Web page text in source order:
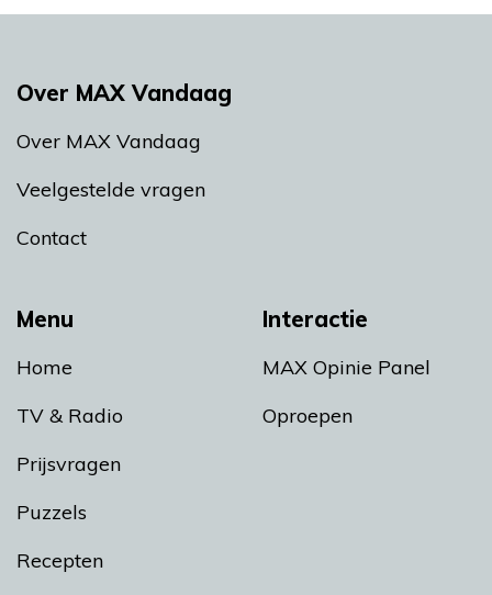
Menu
Home
TV & Radio
Prijsvragen
Puzzels
Recepten
Interactie
MAX Opinie Panel
Oproepen
Over MAX Vandaag
Over MAX Vandaag
Veelgestelde vragen
Contact